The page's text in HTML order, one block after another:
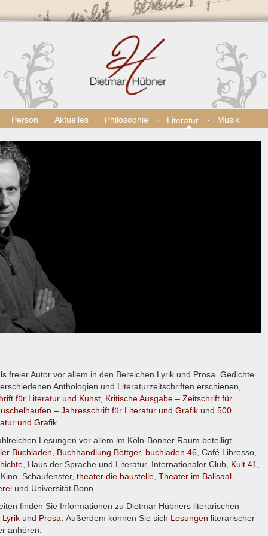
Person Aktuelles Philosophie Literatur Musik
freier Autor vor allem in den Bereichen Lyrik und Prosa. Gedichte
Anthologien und Literaturzeitschriften erschienen,
für Literatur und Kunst Kritische Ausgabe – Zeitschrift für
– Jahresschrift für Literatur und Grafik und 500
und Grafik
Lesungen vor allem im Köln-Bonner Raum beteiligt.
Buchladen
Buchhandlung Böttger, buchladen 46 , Café Libresso,
, Haus der Sprache und Literatur, Internationaler Club, Kult 41
Schaufenster, theater die baustelle Theater im Ballsaal
und Universität Bonn.
finden Sie Informationen zu Dietmar Hübners literarischen
Lyrik und Prosa . Außerdem können Sie sich Lesungen literarischer
anhören.